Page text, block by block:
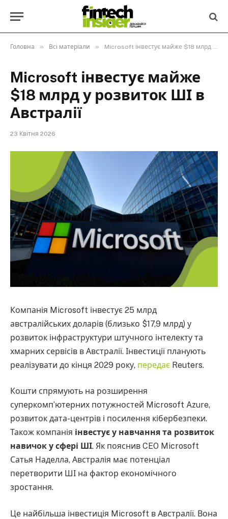
Головна » Всі матеріали » Microsoft інвестує майже $18 млрд у розвиток ШІ в Австралії
Microsoft інвестує майже
$18 млрд у розвиток ШІ в
Австралії
23 Квітня 2026
Компанія Microsoft інвестує 25 млрд
австралійських доларів (близько $17,9 млрд) у
розвиток інфраструктури штучного інтелекту та
хмарних сервісів в Австралії. Інвестиції планують
реалізувати до кінця 2029 року, передає Reuters.
Кошти спрямують на розширення
суперкомп’ютерних потужностей Microsoft Azure,
розвиток дата-центрів і посилення кібербезпеки.
Також компанія інвестує у навчання та розвиток
навичок у сфері ШІ. Як пояснив CEO Microsoft
Сатья Наделла, Австралія має потенціал
перетворити ШІ на фактор економічного
зростання.
Це найбільша інвестиція Microsoft в Австралії. Вона